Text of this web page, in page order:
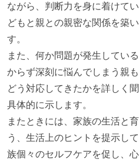
ながら、判断力を身に着けて
どもと親との親密な関係を築
す。
また、何か問題が発生してい
からず深刻に悩んでしまう親
どう対応してきたかを詳しく
具体的に示します。
またときには、家族の生活と
う、生活上のヒントを提示し
族個々のセルフケアを促し、